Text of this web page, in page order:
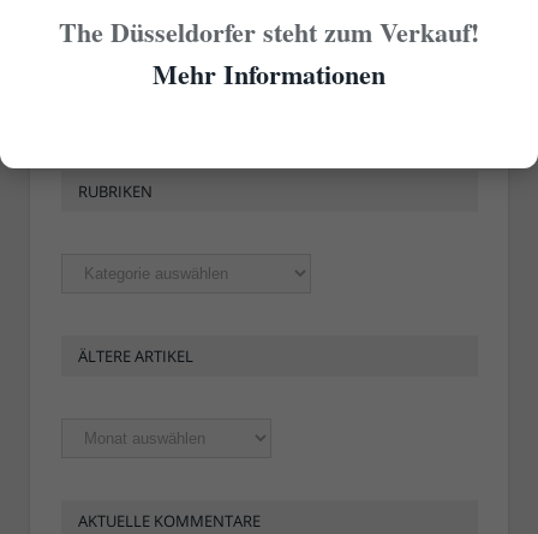
RUBRIKEN
Rubriken
ÄLTERE ARTIKEL
Ältere
Artikel
AKTUELLE KOMMENTARE
The Düsseldorfer steht zum Verkauf!
Mehr Informationen